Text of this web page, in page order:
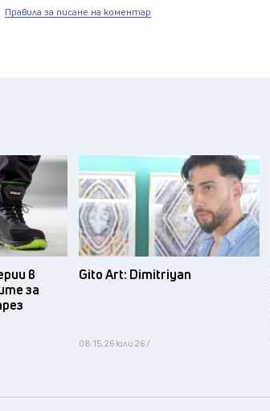
Правила за писане на коментар
в
за
Gito Art: Dimitriyan
08:15, 26 юли 26 /